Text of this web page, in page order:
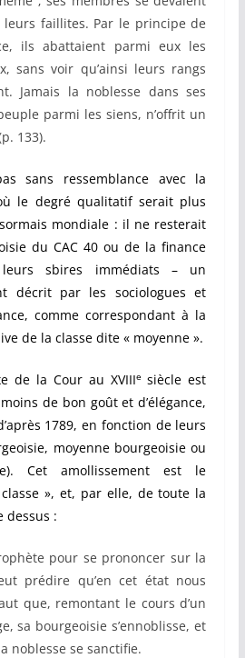
leurs faillites. Par le principe de
ils abattaient parmi eux les
sans voir qu’ainsi leurs rangs
Jamais la noblesse dans ses
parmi les siens, n’offrit un
133).
sans ressemblance avec la
le degré qualitatif serait plus
mondiale : il ne resterait
du CAC 40 ou de la finance
sbires immédiats – un
décrit par les sociologues et
comme correspondant à la
de la classe dite « moyenne ».
de la Cour au XVIIIe siècle est
de bon goût et d’élégance,
1789, en fonction de leurs
moyenne bourgeoisie ou
Cet amollissement est le
», et, par elle, de toute la
dessus :
pour se prononcer sur la
prédire qu’en cet état nous
que, remontant le cours d’un
sa bourgeoisie s’ennoblisse, et
noblesse se sanctifie.